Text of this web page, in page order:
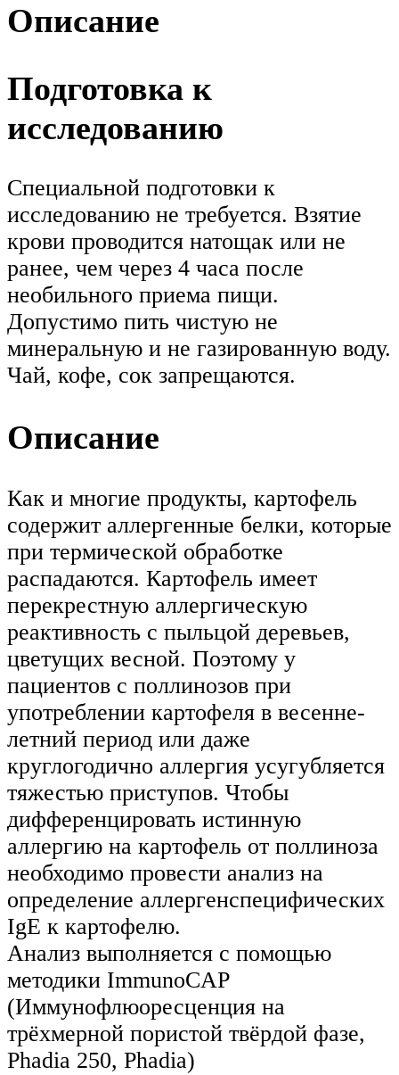
Описание
Подготовка к
исследованию
Специальной подготовки к
исследованию не требуется. Взятие
крови проводится натощак или не
ранее, чем через 4 часа после
необильного приема пищи.
Допустимо пить чистую не
минеральную и не газированную воду.
Чай, кофе, сок запрещаются.
Описание
Как и многие продукты, картофель
содержит аллергенные белки, которые
при термической обработке
распадаются. Картофель имеет
перекрестную аллергическую
реактивность с пыльцой деревьев,
цветущих весной. Поэтому у
пациентов с поллинозов при
употреблении картофеля в весенне-
летний период или даже
круглогодично аллергия усугубляется
тяжестью приступов. Чтобы
дифференцировать истинную
аллергию на картофель от поллиноза
необходимо провести анализ на
определение аллергенспецифических
IgE к картофелю.
Анализ выполняется с помощью
методики ImmunoCAP
(Иммунофлюоресценция на
трёхмерной пористой твёрдой фазе,
Phadia 250, Phadia)